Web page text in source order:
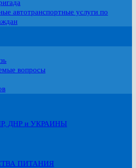
автотранспортные услуги по
вопросы
ДНР и УКРАИНЫ
ПИТАНИЯ